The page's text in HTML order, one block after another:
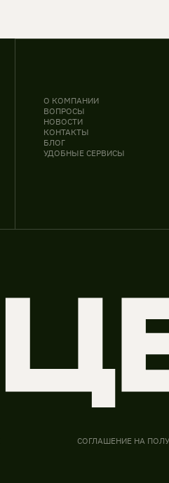
О КОМПАНИИ
ВОПРОСЫ
НОВОСТИ
КОНТАКТЫ
БЛОГ
УДОБНЫЕ СЕРВИСЫ
СОГЛАШЕНИЕ НА